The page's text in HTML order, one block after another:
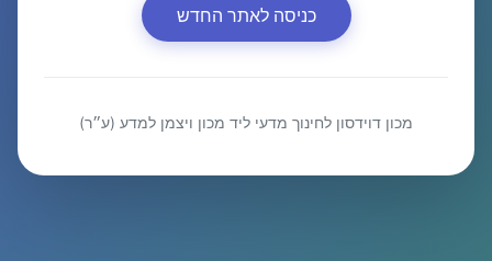
כניסה לאתר החדש
מכון דוידסון לחינוך מדעי ליד מכון ויצמן למדע (ע״ר)